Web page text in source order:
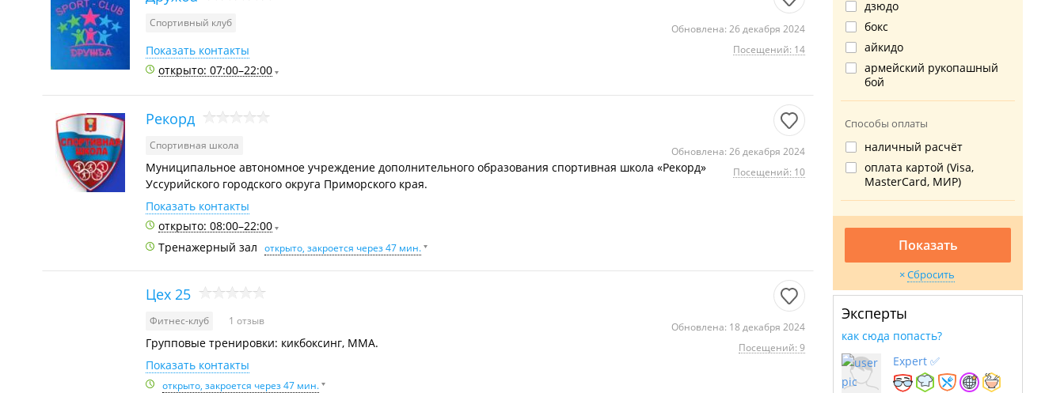
Спортивный клуб
Обновлена: 26 декабря 2024
Посещений: 14
Показать контакты
открыто: 07:00–22:00
Рекорд
Спортивная школа
Обновлена: 26 декабря 2024
Посещений: 10
Муниципальное автономное учреждение дополнительного образования спортивная школа «Рекорд»
Уссурийского городского округа Приморского края.
Показать контакты
открыто: 08:00–22:00
Тренажерный зал открыто, закроется через 47 мин.
Цех 25
Фитнес-клуб 1 отзыв
Обновлена: 18 декабря 2024
Посещений: 9
Групповые тренировки: кикбоксинг, ММА.
Показать контакты
открыто, закроется через 47 мин.
дзюдо
бокс
айкидо
армейский рукопашный
бой
Способы оплаты
наличный расчёт
оплата картой (Visa,
MasterCard, МИР)
Показать
Сбросить
Эксперты
как сюда попасть?
Expert ✅